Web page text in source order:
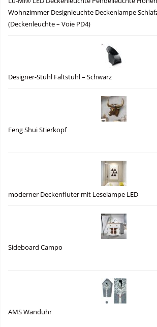
Wohnzimmer Designleuchte Deckenlampe
(Deckenleuchte – Voie PD4)
Designer-Stuhl Faltstuhl – Schwarz
Feng Shui Stierkopf
moderner Deckenfluter mit Leselampe LED
Sideboard Campo
AMS Wanduhr